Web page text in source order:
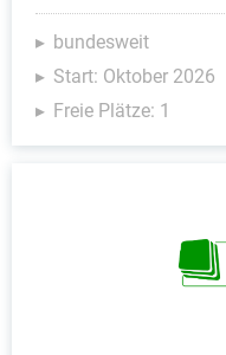
bundesweit
Start: Oktober 2026
Freie Plätze: 1